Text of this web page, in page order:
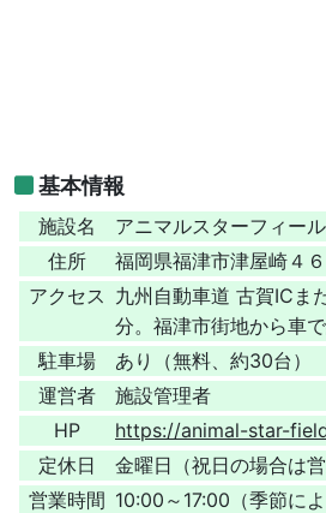
基本情報
施設名
アニマルスターフィー
住所
福岡県福津市津屋崎４
アクセス 九州自動車道 古賀ICま
分。福津市街地から車で
駐車場
あり（無料、約30台）
運営者
施設管理者
HP
https://animal-star-
定休日
金曜日（祝日の場合は営
営業時間 10:00～17:00（季節に